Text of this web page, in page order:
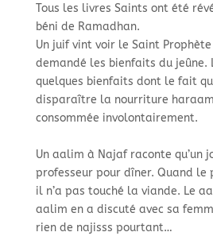
Tous les livres Saints ont été
béni de Ramadhan. ​
Un juif vint voir le Saint
demandé les bienfaits du jeûne.
quelques bienfaits dont le fait
disparaître la nourriture
consommée involontairement.​
Un aalim à Najaf raconte qu’un
professeur pour dîner. Quand le
il n’a pas touché la viande. Le
aalim en a discuté avec sa
rien de najisss pourtant… ​